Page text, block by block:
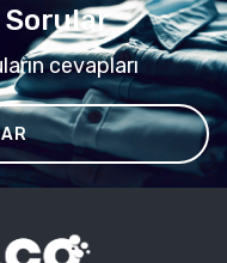
Sorular
cevapları